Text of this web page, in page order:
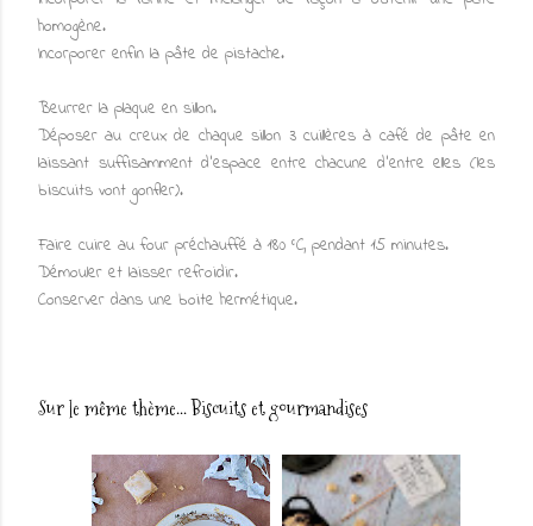
homogène.
Incorporer enfin la pâte de pistache.
Beurrer la plaque en sillon.
Déposer au creux de chaque sillon 3 cuillères à café de pâte en
laissant suffisamment d'espace entre chacune d'entre elles (les
biscuits vont gonfler).
Faire cuire au four préchauffé à 180 °C, pendant 15 minutes.
Démouler et laisser refroidir.
Conserver dans une boite hermétique.
Sur le même thème...Biscuits et gourmandises